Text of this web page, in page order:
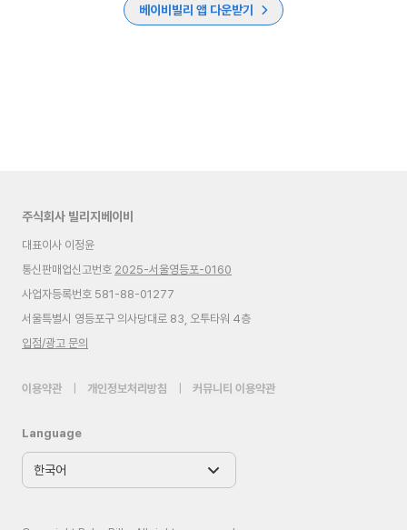
베이비빌리 앱 다운받기
주식회사 빌리지베이비
대표이사 이정윤
통신판매업신고번호 2025-서울영등포-0160
사업자등록번호 581-88-01277
서울특별시 영등포구 의사당대로 83, 오투타워 4층
입점/광고 문의
이용약관 개인정보처리방침 커뮤니티 이용약관
Language